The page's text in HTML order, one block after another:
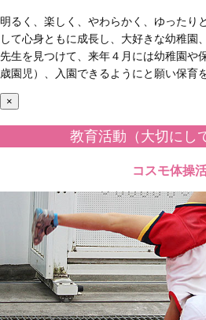
明るく、楽しく、やわらかく、ゆったり
して心身ともに成長し、大好きな幼稚園
先生を見つけて、来年４月には幼稚園や
歳園児）、入園できるようにと願い保育
×
教育活動（大切にし
コスモ体操